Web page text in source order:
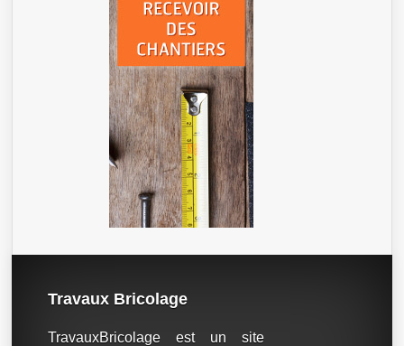
Travaux Bricolage
TravauxBricolage est un site